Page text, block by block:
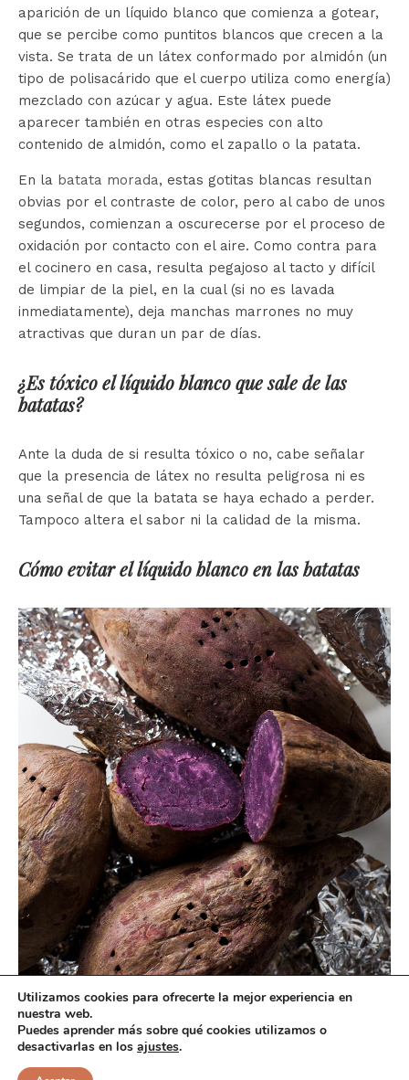
aparición de un líquido blanco que comienza a gotear,
que se percibe como puntitos blancos que crecen a la
vista. Se trata de un látex conformado por almidón (un
tipo de polisacárido que el cuerpo utiliza como energía)
mezclado con azúcar y agua. Este látex puede
aparecer también en otras especies con alto
contenido de almidón, como el zapallo o la patata.
En la batata morada, estas gotitas blancas resultan
obvias por el contraste de color, pero al cabo de unos
segundos, comienzan a oscurecerse por el proceso de
oxidación por contacto con el aire. Como contra para
el cocinero en casa, resulta pegajoso al tacto y difícil
de limpiar de la piel, en la cual (si no es lavada
inmediatamente), deja manchas marrones no muy
atractivas que duran un par de días.
¿Es tóxico el líquido blanco que sale de las
batatas?
Ante la duda de si resulta tóxico o no, cabe señalar
que la presencia de látex no resulta peligrosa ni es
una señal de que la batata se haya echado a perder.
Tampoco altera el sabor ni la calidad de la misma.
Cómo evitar el líquido blanco en las batatas
Batata morada asada al horno
Esta sustancia no se encuentra presente en todas las
batatas; depende de factores como la variedad y el
momento de la cosecha, y resulta imposible distinguir
Utilizamos cookies para ofrecerte la mejor experiencia en
nuestra web.
Puedes aprender más sobre qué cookies utilizamos o
desactivarlas en los ajustes.